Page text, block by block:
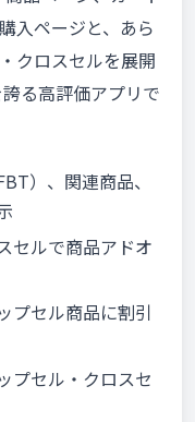
入ページと、あら
クロスセルを展開
る高評価アプリで
）、関連商品、
セルで商品アドオ
プセル商品に割引
プセル・クロスセ